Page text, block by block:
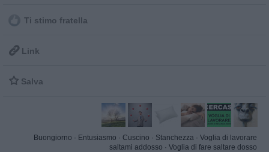
Ti stimo fratella
 Link
 Salva
Buongiorno · Entusiasmo · Cuscino · Stanchezza · Voglia di lavorare
saltami addosso · Voglia di fare saltare dosso